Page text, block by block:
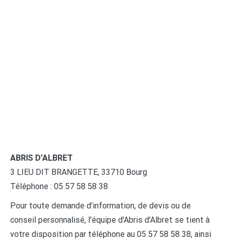
ABRIS D’ALBRET
3 LIEU DIT BRANGETTE, 33710 Bourg
Téléphone : 05 57 58 58 38
Pour toute demande d'information, de devis ou de
conseil personnalisé, l'équipe d'Abris d'Albret se tient à
votre disposition par téléphone au 05 57 58 58 38, ainsi